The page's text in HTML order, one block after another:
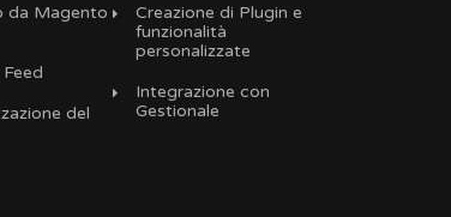
da Magento
del
Creazione di Plugin e
funzionalità
personalizzate
Integrazione con
Gestionale